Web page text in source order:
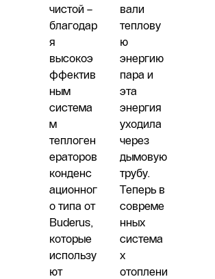
чистой –
благодар
я
высокоэ
ффектив
ным
система
м
теплоген
ераторов
конденс
ационног
о типа от
Buderus,
которые
использу
ют
вали
теплову
ю
энергию
пара и
эта
энергия
уходила
через
дымовую
трубу.
Теперь в
совреме
нных
система
х
отоплени